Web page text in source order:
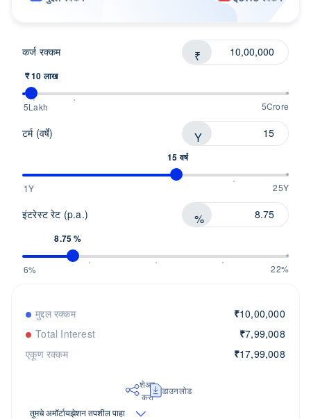
FAQs
सल्लागाराशी संपर्क साधा
कर्ज रक्कम ₹
₹ 10 लाख
5Lakh 5Crore
टर्म (वर्षे) Y
15 वर्ष
1Y 25Y
इंटरेस्ट रेट (p.a.) %
8.75 %
6% 22%
मुद्दल रक्कम ₹10,00,000
Total Interest
₹7,99,008
एकूण रक्कम
₹17,99,008
शेअर
करा
डाउनलोड
तुमचे अमॉर्टायझेशन तपशील पाहा